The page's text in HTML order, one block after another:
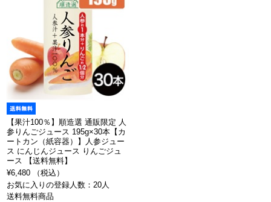
【果汁100％】順造選 通販限定 人
参りんごジュース 195g×30本【カ
ートカン（紙容器）】人参ジュー
ス にんじんジュース りんごジュ
ース 【送料無料】
¥6,480 （税込）
お気に入りの登録人数：20人
送料無料商品